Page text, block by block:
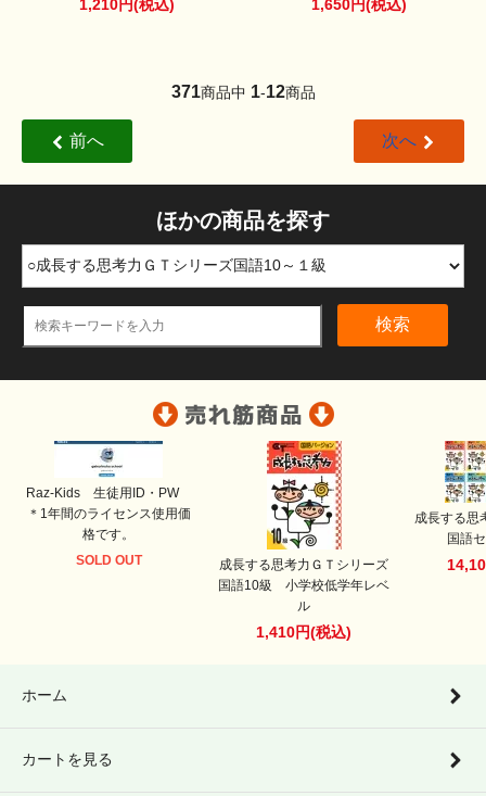
1,210円(税込)
1,650円(税込)
371商品中 1-12商品
前へ 次へ
ほかの商品を探す
検索
Raz-Kids 生徒用ID・PW
＊1年間のライセンス使用価
格です。
SOLD OUT
成長する思考力ＧＴシリーズ
国語10級 小学校低学年レベ
ル
1,410円(税込)
成長する思
国語
ホーム
カートを見る